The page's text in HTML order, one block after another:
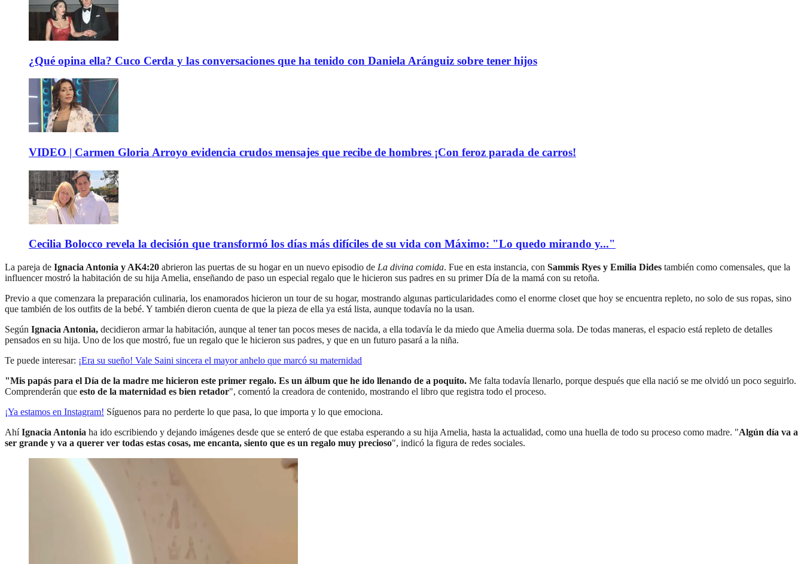
¿Qué opina ella? Cuco Cerda y las conversaciones que ha tenido con Daniela Aránguiz sobre tener hijos
VIDEO | Carmen Gloria Arroyo evidencia crudos mensajes que recibe de hombres ¡Con feroz parada de carros!
Cecilia Bolocco revela la decisión que transformó los días más difíciles de su vida con Máximo: "Lo quedo mirando y..."
La pareja de Ignacia Antonia y AK4:20 abrieron las puertas de su hogar en un nuevo episodio de La divina comida. Fue en esta instancia, con Sammis Ryes y Emilia Dides también como comensales, que la
influencer mostró la habitación de su hija Amelia, enseñando de paso un especial regalo que le hicieron sus padres en su primer Día de la mamá con su retoña.
Previo a que comenzara la preparación culinaria, los enamorados hicieron un tour de su hogar, mostrando algunas particularidades como el enorme closet que hoy se encuentra repleto, no solo de sus ropas, sino
que también de los outfits de la bebé. Y también dieron cuenta de que la pieza de ella ya está lista, aunque todavía no la usan.
Según Ignacia Antonia, decidieron armar la habitación, aunque al tener tan pocos meses de nacida, a ella todavía le da miedo que Amelia duerma sola. De todas maneras, el espacio está repleto de detalles
pensados en su hija. Uno de los que mostró, fue un regalo que le hicieron sus padres, y que en un futuro pasará a la niña.
Te puede interesar: ¡Era su sueño! Vale Saini sincera el mayor anhelo que marcó su maternidad
"Mis papás para el Día de la madre me hicieron este primer regalo. Es un álbum que he ido llenando de a poquito. Me falta todavía llenarlo, porque después que ella nació se me olvidó un poco seguirlo.
Comprenderán que esto de la maternidad es bien retador", comentó la creadora de contenido, mostrando el libro que registra todo el proceso.
¡Ya estamos en Instagram! Síguenos para no perderte lo que pasa, lo que importa y lo que emociona.
AhíIgnacia Antonia ha ido escribiendo y dejando imágenes desde que se enteró de que estaba esperando a su hija Amelia, hasta la actualidad, como una huella de todo su proceso como madre. "Algún día va a
ser grande y va a querer ver todas estas cosas, me encanta, siento que es un regalo muy precioso", indicó la figura de redes sociales.